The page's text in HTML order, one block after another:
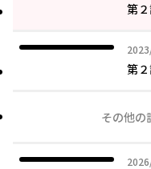
第
2023
第
その他の
2026